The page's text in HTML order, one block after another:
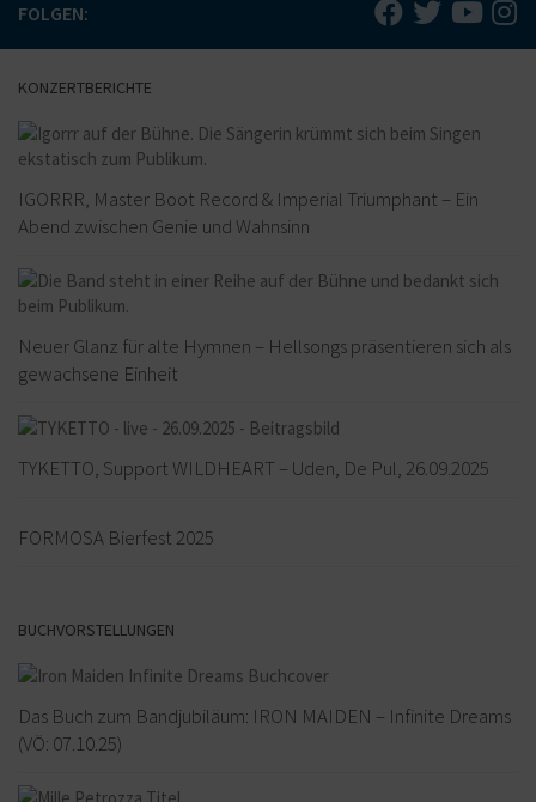
FOLGEN:
KONZERTBERICHTE
IGORRR, Master Boot Record & Imperial Triumphant – Ein
Abend zwischen Genie und Wahnsinn
Neuer Glanz für alte Hymnen – Hellsongs präsentieren sich als
gewachsene Einheit
TYKETTO, Support WILDHEART – Uden, De Pul, 26.09.2025
FORMOSA Bierfest 2025
BUCHVORSTELLUNGEN
Das Buch zum Bandjubiläum: IRON MAIDEN – Infinite Dreams
(VÖ: 07.10.25)